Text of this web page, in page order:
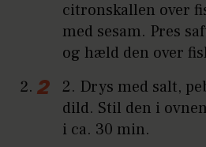
citronskallen over
med sesam. Pres
og hæld den over
2. Drys med salt,
dild. Stil den i
i ca. 30 min.